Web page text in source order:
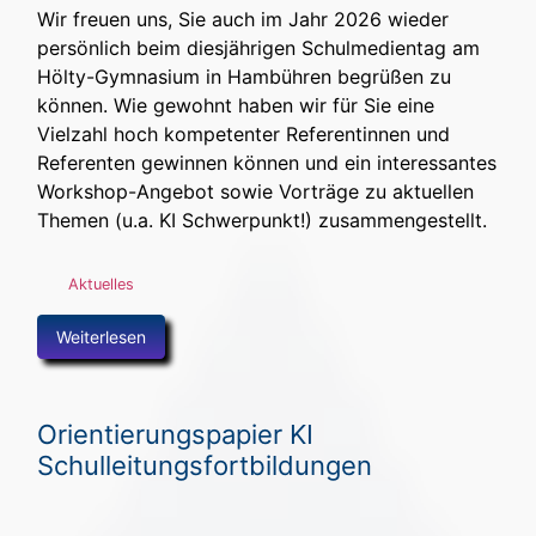
Wir freuen uns, Sie auch im Jahr 2026 wieder
persönlich beim diesjährigen Schulmedientag am
Hölty-Gymnasium in Hambühren begrüßen zu
können. Wie gewohnt haben wir für Sie eine
Vielzahl hoch kompetenter Referentinnen und
Referenten gewinnen können und ein interessantes
Workshop-Angebot sowie Vorträge zu aktuellen
Themen (u.a. KI Schwerpunkt!) zusammengestellt.
Aktuelles
Weiterlesen
Orientierungspapier KI
Schulleitungsfortbildungen